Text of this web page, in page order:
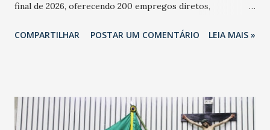
final de 2026, oferecendo 200 empregos diretos,
Havan Fortaleza ainda não foi anunciada oficialmente, mas
COMPARTILHAR POSTAR UM COMENTÁRIO LEIA MAIS »